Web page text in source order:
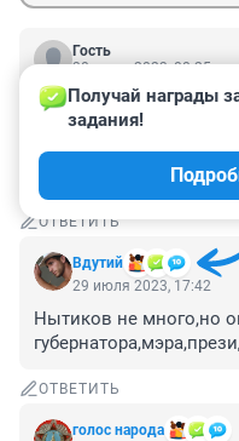
Гость
30 июля 2023, 00:25
После фейерверка в
автобусов, по
было. Пришлось идти
обещали 2-й автобус
ОТВЕТИТЬ
Вдутий
Получай награды
задания!
29 июля 2023, 17:42
Нытиков не много,но
ОТВЕТИТЬ
голос народа